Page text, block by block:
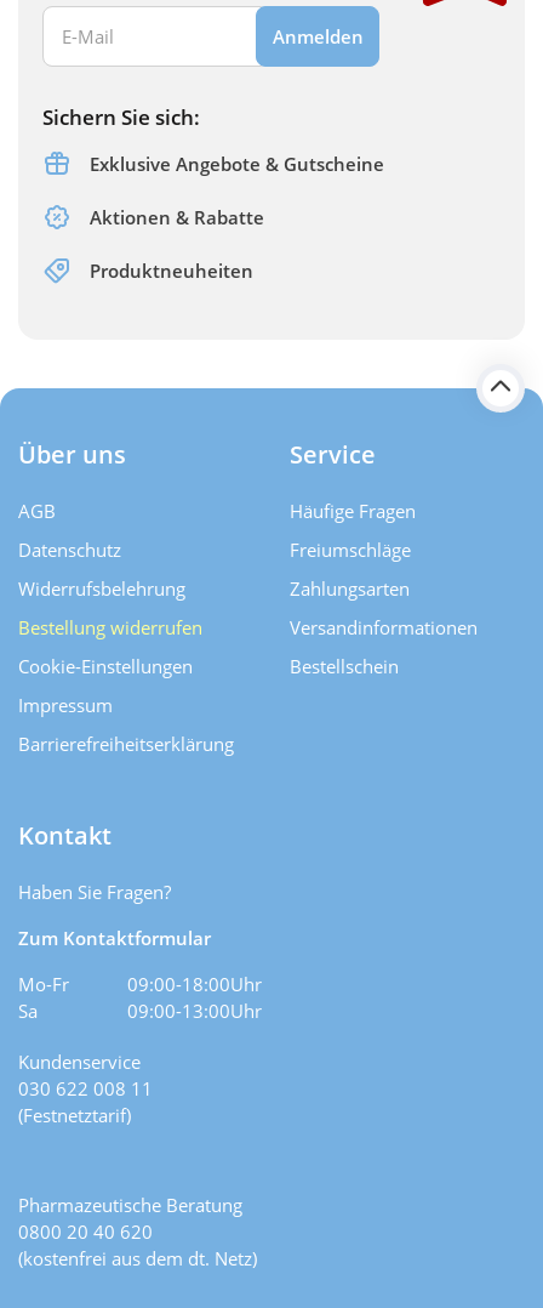
Ihre E-Mail Adresse:
Anmelden
Sichern Sie sich:
Exklusive Angebote & Gutscheine
Aktionen & Rabatte
Produktneuheiten
Über uns
AGB
Datenschutz
Widerrufsbelehrung
Bestellung widerrufen
Cookie-Einstellungen
Impressum
Barrierefreiheitserklärung
Service
Häufige Fragen
Freiumschläge
Zahlungsarten
Versand­informationen
Bestellschein
Kontakt
Haben Sie Fragen?
Zum Kontaktformular
Mo-Fr
09:00-18:00Uhr
Sa
09:00-13:00Uhr
Kundenservice
030 622 008 11
(Festnetztarif)
Pharmazeutische Beratung
0800 20 40 620
(kostenfrei aus dem dt. Netz)